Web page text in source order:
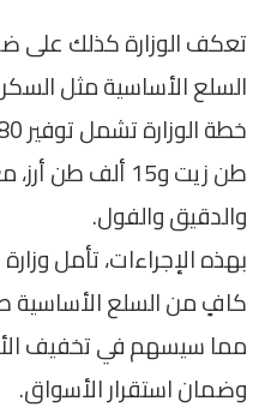
تعكف الوزارة كذلك على
السلع الأساسية مثل
طن زيت و15 ألف
والدقيق والفول.
بهذه الإجراءات، تأمل
كافٍ من السلع الأساسية
مما سيسهم في تخفيف
وضمان استقرار الأسواق.